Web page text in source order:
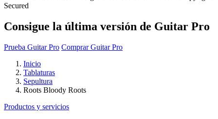
Secured
Consigue la última versión de Guitar Pro
Prueba Guitar Pro Comprar Guitar Pro
Inicio
Tablaturas
Sepultura
Roots Bloody Roots
Productos y servicios